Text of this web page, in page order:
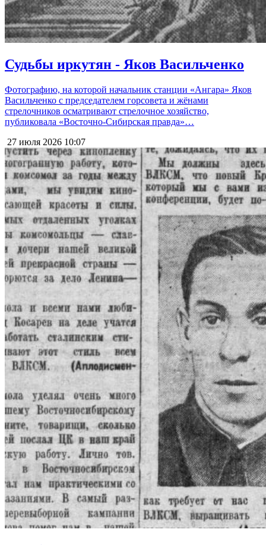
Судьбы иркутян - Яков Васильченко
Фотографию, на которой начальник станции «Ангара» Яков
Васильченко с председателем горсовета и жёнами
стрелочников осматривают стрелочное хозяйство,
публиковала «Восточно-Сибирская правда»…
27 июля 2026 10:07